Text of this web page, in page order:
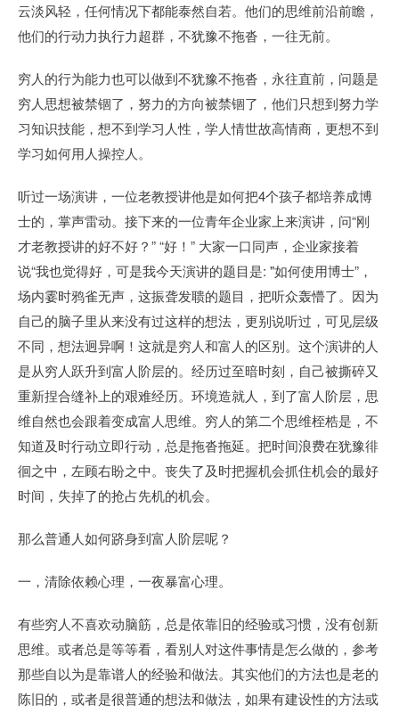
云淡风轻，任何情况下都能泰然自若。他们的思维前沿前瞻，
他们的行动力执行力超群，不犹豫不拖沓，一往无前。
穷人的行为能力也可以做到不犹豫不拖沓，永往直前，问题是
穷人思想被禁锢了，努力的方向被禁锢了，他们只想到努力学
习知识技能，想不到学习人性，学人情世故高情商，更想不到
学习如何用人操控人。
听过一场演讲，一位老教授讲他是如何把4个孩子都培养成博
士的，掌声雷动。接下来的一位青年企业家上来演讲，问“刚
才老教授讲的好不好？” “好！” 大家一口同声，企业家接着
说“我也觉得好，可是我今天演讲的题目是: "如何使用博士”，
场内霎时鸦雀无声，这振聋发聩的题目，把听众轰懵了。因为
自己的脑子里从来没有过这样的想法，更别说听过，可见层级
不同，想法迥异啊！这就是穷人和富人的区别。这个演讲的人
是从穷人跃升到富人阶层的。经历过至暗时刻，自己被撕碎又
重新捏合缝补上的艰难经历。环境造就人，到了富人阶层，思
维自然也会跟着变成富人思维。穷人的第二个思维桎梏是，不
知道及时行动立即行动，总是拖沓拖延。把时间浪费在犹豫徘
徊之中，左顾右盼之中。丧失了及时把握机会抓住机会的最好
时间，失掉了的抢占先机的机会。
那么普通人如何跻身到富人阶层呢？
一，清除依赖心理，一夜暴富心理。
有些穷人不喜欢动脑筋，总是依靠旧的经验或习惯，没有创新
思维。或者总是等等看，看别人对这件事情是怎么做的，参考
那些自以为是靠谱人的经验和做法。其实他们的方法也是老的
陈旧的，或者是很普通的想法和做法，如果有建设性的方法或